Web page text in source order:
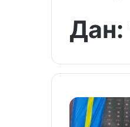
Дан: